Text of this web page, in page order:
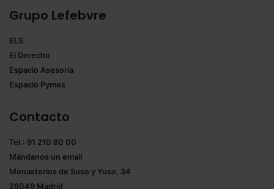
Saber más acerca de las cookies
Grupo Lefebvre
ELS
El Derecho
Espacio Asesoría
Espacio Pymes
Contacto
Tel.: 91 210 80 00
Mándanos un email
Monasterios de Suso y Yuso, 34
28049 Madrid